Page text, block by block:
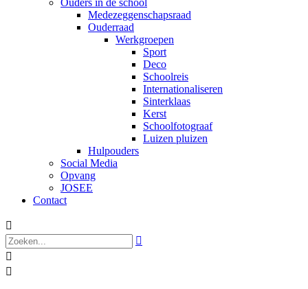
Ouders in de school
Medezeggenschapsraad
Ouderraad
Werkgroepen
Sport
Deco
Schoolreis
Internationaliseren
Sinterklaas
Kerst
Schoolfotograaf
Luizen pluizen
Hulpouders
Social Media
Opvang
JOSEE
Contact



